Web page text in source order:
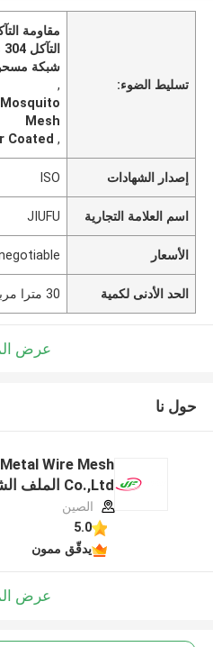
تسليط الضوء:
شبكة
,
Mesh
,
Coated
إصدار الشهادات ISO
اسم العلامة التجارية JIUFU
الأسعار
الحد الأدنى لكمية 30 مترا مربعا
عرض
حول نا
Wire Mesh
Co.,Ltd الملف الشركة المصنعة
الصين
5.0
يدقّق ممون
عرض